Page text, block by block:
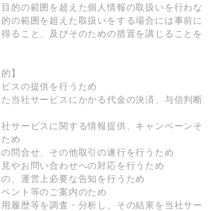
的の範囲を超えた個⼈情報の取扱いを⾏わな
の範囲を超えた取扱いをする場合には事前に
ること、及びそのための措置を講じることを
】
スの提供を⾏うため
当社サービスにかかる代⾦の決済、与信判断
サービスに関する情報提供、キャンペーンそ
め
問合せ、その他取引の遂⾏を⾏うため
やお問い合わせへの対応を⾏うため
、運営上必要な告知を⾏うため
ント等のご案内のため
履歴等を調査・分析し、その結果を当社サー